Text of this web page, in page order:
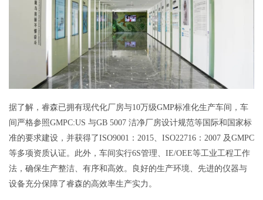
据了解，睿森已拥有现代化厂房与10万级GMP标准化生产车间，车
间严格参照GMPC:US 与GB 5007 洁净厂房设计规范等国际和国家标
准的要求建设，并获得了ISO9001：2015、ISO22716：2007 及GMPC
等多项资质认证。此外，车间实行6S管理、IE/OEE等工业工程工作
法，确保生产整洁、有序和高效。良好的生产环境、先进的仪器与
设备充分保障了睿森的高效率生产实力。